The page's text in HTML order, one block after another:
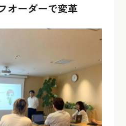
オーダーで変革